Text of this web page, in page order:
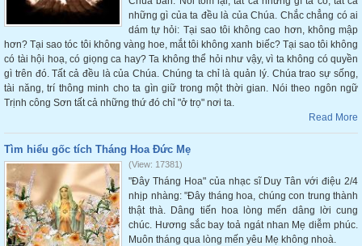
những gì của ta đều là của Chúa. Chắc chẳng có ai
dám tự hỏi: Tại sao tôi không cao hơn, không mập
hơn? Tại sao tóc tôi không vàng hoe, mắt tôi không xanh biếc? Tại sao tôi không
có tài hội hoạ, có giọng ca hay? Ta không thể hỏi như vậy, vì ta không có quyền
gì trên đó. Tất cả đều là của Chúa. Chúng ta chỉ là quản lý. Chúa trao sự sống,
tài năng, trí thông minh cho ta gìn giữ trong một thời gian. Nói theo ngôn ngữ
Trịnh công Sơn tất cả những thứ đó chỉ "ở trọ" nơi ta.
Read More
Tìm hiểu gốc tích Tháng Hoa Đức Mẹ
(View: 17381)
"Đây Tháng Hoa" của nhạc sĩ Duy Tân với điệu 2/4
nhịp nhàng: "Đây tháng hoa, chúng con trung thành
thật thà. Dâng tiến hoa lòng mến dâng lời cung
chúc. Hương sắc bay toả ngát nhan Mẹ diễm phúc.
Muôn tháng qua lòng mến yêu Mẹ không nhoà.